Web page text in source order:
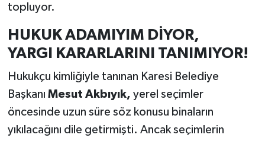
topluyor.
HUKUK ADAMIYIM DİYOR,
YARGI KARARLARINI TANIMIYOR!
Hukukçu kimliğiyle tanınan Karesi Belediye
Başkanı Mesut Akbıyık, yerel seçimler
öncesinde uzun süre söz konusu binaların
yıkılacağını dile getirmişti. Ancak seçimlerin